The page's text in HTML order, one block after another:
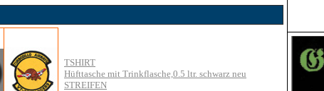
TSHIRT
Hüfttasche mit Trinkflasche,0.5 ltr. schwarz neu
STREIFEN